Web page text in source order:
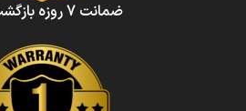
ضمانت 7 روزه بازگشت وجه